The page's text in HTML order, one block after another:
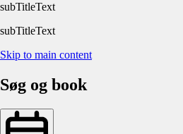
subTitleText
subTitleText
Skip to main content
Søg og book